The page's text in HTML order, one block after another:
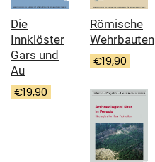
Die
Innklöster
Gars und
Au
€19,90
Römische
Wehrbauten
€19,90